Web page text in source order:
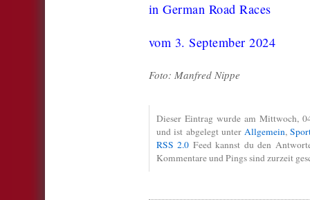
in German Road Races
vom 3. September 2024
Foto: Manfred Nippe
Dieser Eintrag wurde am Mittwoch,
und ist abgelegt unter Allgemein,
RSS 2.0 Feed kannst du den
Kommentare und Pings sind zurzeit